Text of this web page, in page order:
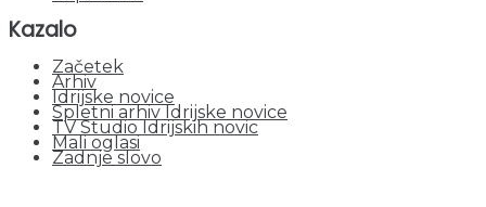
Kazalo
Začetek
Arhiv
Idrijske novice
Spletni arhiv Idrijske novice
TV Studio Idrijskih novic
Mali oglasi
Zadnje slovo